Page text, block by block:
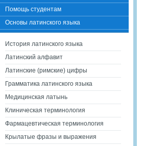
Помощь студентам
Основы латинского языка
История латинского языка
Латинский алфавит
Латинские (римские) цифры
Грамматика латинского языка
Медицинская латынь
Клиническая терминология
Фармацевтическая терминология
Крылатые фразы и выражения